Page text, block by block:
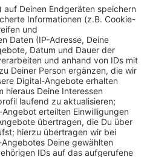
"Es geht aber nicht nur
ist immer gleich wichtig, und
Song auch musikalisch
Anstrich
er über sein aktuelles
You" hört ihr bei uns.